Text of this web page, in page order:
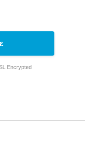
Encrypted